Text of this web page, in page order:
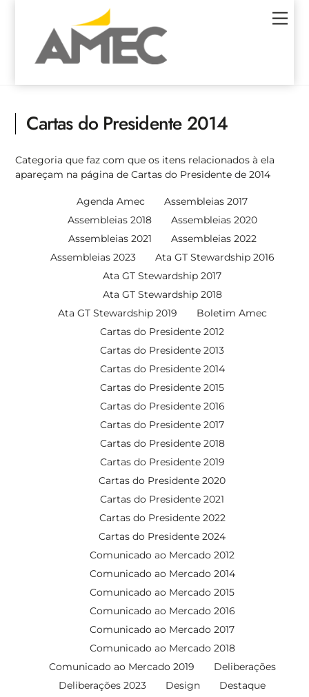
Cartas do Presidente 2014
Categoria que faz com que os itens relacionados à ela
apareçam na página de Cartas do Presidente de 2014
Agenda Amec
Assembleias 2017
Assembleias 2018
Assembleias 2020
Assembleias 2021
Assembleias 2022
Assembleias 2023
Ata GT Stewardship 2016
Ata GT Stewardship 2017
Ata GT Stewardship 2018
Ata GT Stewardship 2019
Boletim Amec
Cartas do Presidente 2012
Cartas do Presidente 2013
Cartas do Presidente 2014
Cartas do Presidente 2015
Cartas do Presidente 2016
Cartas do Presidente 2017
Cartas do Presidente 2018
Cartas do Presidente 2019
Cartas do Presidente 2020
Cartas do Presidente 2021
Cartas do Presidente 2022
Cartas do Presidente 2024
Comunicado ao Mercado 2012
Comunicado ao Mercado 2014
Comunicado ao Mercado 2015
Comunicado ao Mercado 2016
Comunicado ao Mercado 2017
Comunicado ao Mercado 2018
Comunicado ao Mercado 2019
Deliberações
Deliberações 2023
Design
Destaque